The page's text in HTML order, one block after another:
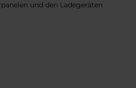
und den Ladegeräten